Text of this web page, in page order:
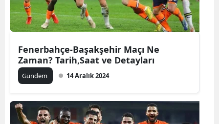
Fenerbahçe-Başakşehir Maçı Ne
Zaman? Tarih,Saat ve Detayları
Gündem 14 Aralık 2024